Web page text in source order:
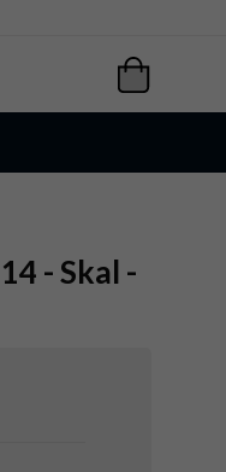
- Skal -